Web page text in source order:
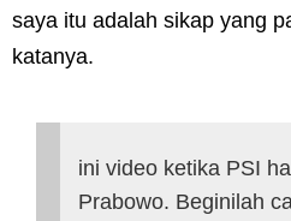
saya itu adalah sikap yang
katanya.
ini video ketika PSI
Prabowo. Beginilah